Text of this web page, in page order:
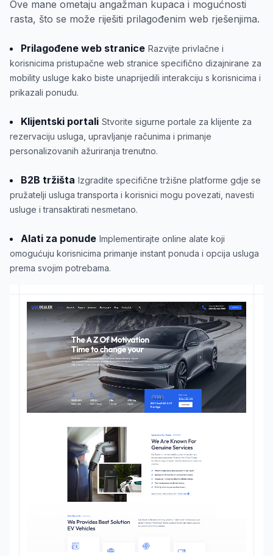
Ove mane ometaju angažman kupaca i mogućnosti
rasta, što se može riješiti prilagođenim web rješenjima.
Prilagođene web stranice Razvijte privlačne i
korisnicima pristupačne web stranice specifično dizajnirane za
mobility usluge kako biste unaprijedili interakciju s korisnicima i
prikazali ponudu.
Klijentski portali Stvorite sigurne portale za klijente za
rezervaciju usluga, upravljanje računima i primanje
personalizovanih ažuriranja trenutno.
B2B tržišta Izgradite specifične tržišne platforme gdje se
pružatelji usluga transporta i korisnici mogu povezati, navesti
usluge i transaktirati nesmetano.
Alati za ponude Implementirajte online alate koji
omogućuju korisnicima primanje instant ponuda i opcija usluga
prema svojim potrebama.